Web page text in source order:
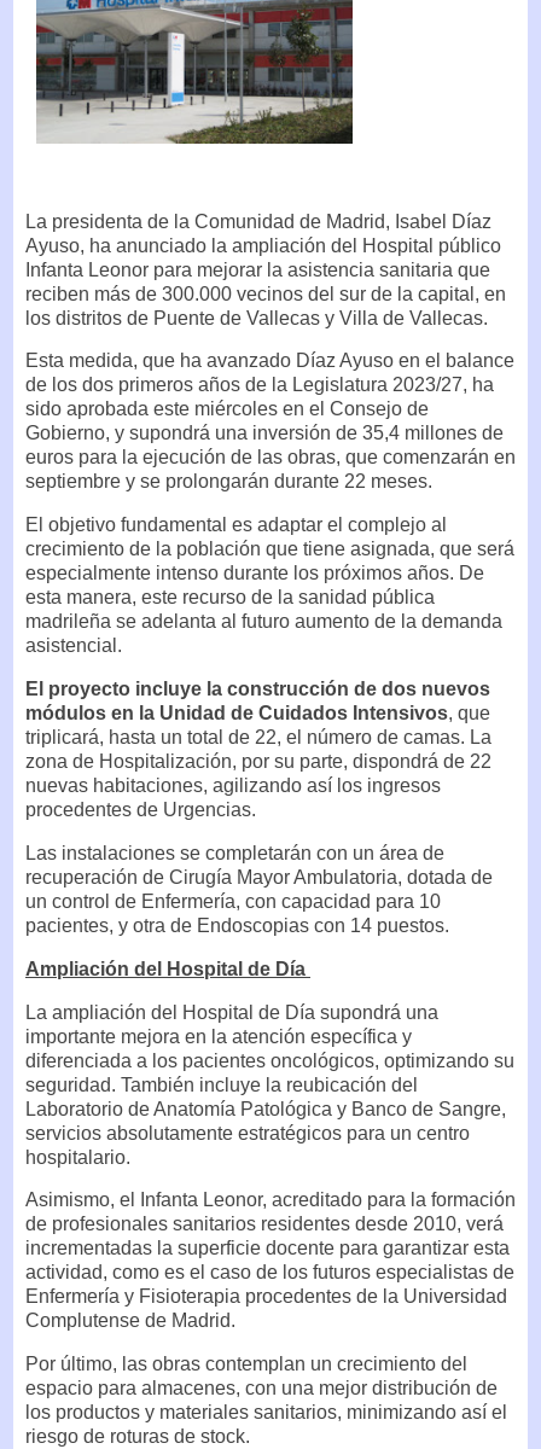
La presidenta de la Comunidad de Madrid, Isabel Díaz
Ayuso, ha anunciado la ampliación del Hospital público
Infanta Leonor para mejorar la asistencia sanitaria que
reciben más de 300.000 vecinos del sur de la capital, en
los distritos de Puente de Vallecas y Villa de Vallecas.
Esta medida, que ha avanzado Díaz Ayuso en el balance
de los dos primeros años de la Legislatura 2023/27, ha
sido aprobada este miércoles en el Consejo de
Gobierno, y supondrá una inversión de 35,4 millones de
euros para la ejecución de las obras, que comenzarán en
septiembre y se prolongarán durante 22 meses.
El objetivo fundamental es adaptar el complejo al
crecimiento de la población que tiene asignada, que será
especialmente intenso durante los próximos años. De
esta manera, este recurso de la sanidad pública
madrileña se adelanta al futuro aumento de la demanda
asistencial.
El proyecto incluye la construcción de dos nuevos
módulos en la Unidad de Cuidados Intensivos, que
triplicará, hasta un total de 22, el número de camas. La
zona de Hospitalización, por su parte, dispondrá de 22
nuevas habitaciones, agilizando así los ingresos
procedentes de Urgencias.
Las instalaciones se completarán con un área de
recuperación de Cirugía Mayor Ambulatoria, dotada de
un control de Enfermería, con capacidad para 10
pacientes, y otra de Endoscopias con 14 puestos.
Ampliación del Hospital de Día
La ampliación del Hospital de Día supondrá una
importante mejora en la atención específica y
diferenciada a los pacientes oncológicos, optimizando su
seguridad. También incluye la reubicación del
Laboratorio de Anatomía Patológica y Banco de Sangre,
servicios absolutamente estratégicos para un centro
hospitalario.
Asimismo, el Infanta Leonor, acreditado para la formación
de profesionales sanitarios residentes desde 2010, verá
incrementadas la superficie docente para garantizar esta
actividad, como es el caso de los futuros especialistas de
Enfermería y Fisioterapia procedentes de la Universidad
Complutense de Madrid.
Por último, las obras contemplan un crecimiento del
espacio para almacenes, con una mejor distribución de
los productos y materiales sanitarios, minimizando así el
riesgo de roturas de stock.